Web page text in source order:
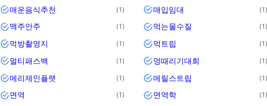
매운음식추천 1 매입임대 1
맥주안주 1 먹는물수질 1
먹방촬영지 1 먹트립 1
멀티패스백 1 멍때리기대회 1
메리제인플랫 1 메릴스트립 1
면역 1 면역학 1